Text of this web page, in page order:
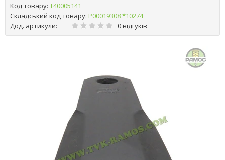
Код товару: T40005141
Складський код товару: Р00019308 *10274
Дод. артикули:
0 відгуків